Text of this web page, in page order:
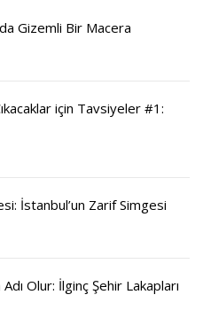
Gizemli Bir Macera
için Tavsiyeler #1:
İstanbul’un Zarif Simgesi
Olur: İlginç Şehir Lakapları